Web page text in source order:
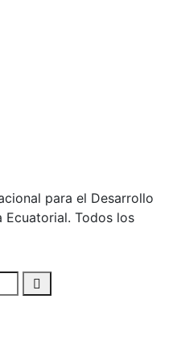
para el Desarrollo
Ecuatorial. Todos los